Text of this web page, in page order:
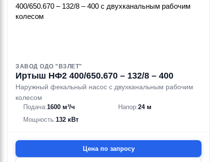
ЗАВОД ОДО "ВЗЛЕТ"
Иртыш НФ2 400/650.670 – 132/8 – 400
Наружный фекальный насос с двухканальным рабочим
колесом
Подача:1600 м³/ч Напор:24 м
Мощность:132 кВт
Цена по запросу